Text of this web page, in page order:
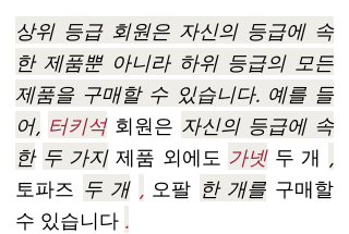
상위 등급 회원은 자신의 등급에 속
한 제품뿐 아니라 하위 등급의 모든
제품을 구매할 수 있습니다. 예를 들
어, 터키석회원은 자신의 등급에 속
한 두 가지제품 외에도 가넷두 개 ,
토파즈 두 개 ,오팔 한 개를 구매할
수 있습니다 .